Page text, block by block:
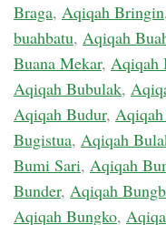
Braga, Aqiqah Bringin
buahbatu, Aqiqah
Buana Mekar, Aqiqah
Aqiqah Bubulak,
Aqiqah Budur,
Bugistua, Aqiqah
Bumi Sari, Aqiqah
Bunder, Aqiqah
Aqiqah Bungko,